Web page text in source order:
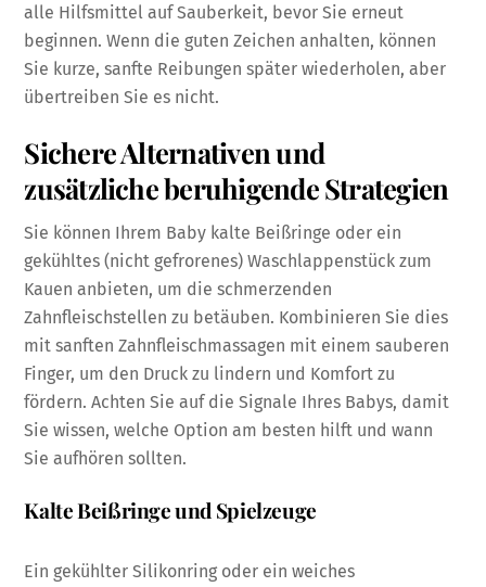
alle Hilfsmittel auf Sauberkeit, bevor Sie erneut
beginnen. Wenn die guten Zeichen anhalten, können
Sie kurze, sanfte Reibungen später wiederholen, aber
übertreiben Sie es nicht.
Sichere Alternativen und
zusätzliche beruhigende Strategien
Sie können Ihrem Baby kalte Beißringe oder ein
gekühltes (nicht gefrorenes) Waschlappenstück zum
Kauen anbieten, um die schmerzenden
Zahnfleischstellen zu betäuben. Kombinieren Sie dies
mit sanften Zahnfleischmassagen mit einem sauberen
Finger, um den Druck zu lindern und Komfort zu
fördern. Achten Sie auf die Signale Ihres Babys, damit
Sie wissen, welche Option am besten hilft und wann
Sie aufhören sollten.
Kalte Beißringe und Spielzeuge
Ein gekühlter Silikonring oder ein weiches